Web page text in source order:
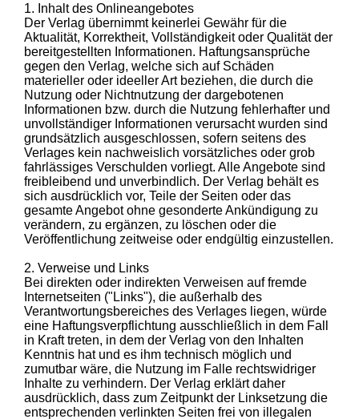
1. Inhalt des Onlineangebotes
Der Verlag übernimmt keinerlei Gewähr für die
Aktualität, Korrektheit, Vollständigkeit oder Qualität der
bereitgestellten Informationen. Haftungsansprüche
gegen den Verlag, welche sich auf Schäden
materieller oder ideeller Art beziehen, die durch die
Nutzung oder Nichtnutzung der dargebotenen
Informationen bzw. durch die Nutzung fehlerhafter und
unvollständiger Informationen verursacht wurden sind
grundsätzlich ausgeschlossen, sofern seitens des
Verlages kein nachweislich vorsätzliches oder grob
fahrlässiges Verschulden vorliegt. Alle Angebote sind
freibleibend und unverbindlich. Der Verlag behält es
sich ausdrücklich vor, Teile der Seiten oder das
gesamte Angebot ohne gesonderte Ankündigung zu
verändern, zu ergänzen, zu löschen oder die
Veröffentlichung zeitweise oder endgültig einzustellen.
2. Verweise und Links
Bei direkten oder indirekten Verweisen auf fremde
Internetseiten ("Links"), die außerhalb des
Verantwortungsbereiches des Verlages liegen, würde
eine Haftungsverpflichtung ausschließlich in dem Fall
in Kraft treten, in dem der Verlag von den Inhalten
Kenntnis hat und es ihm technisch möglich und
zumutbar wäre, die Nutzung im Falle rechtswidriger
Inhalte zu verhindern. Der Verlag erklärt daher
ausdrücklich, dass zum Zeitpunkt der Linksetzung die
entsprechenden verlinkten Seiten frei von illegalen